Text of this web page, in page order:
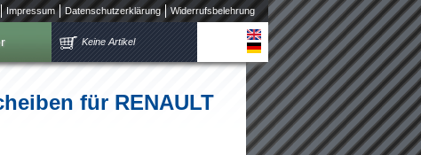
Impressum Datenschutzerklärung Widerrufsbelehrung
Keine Artikel
für RENAULT